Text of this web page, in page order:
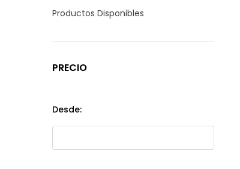
Productos Disponibles
PRECIO
Desde: